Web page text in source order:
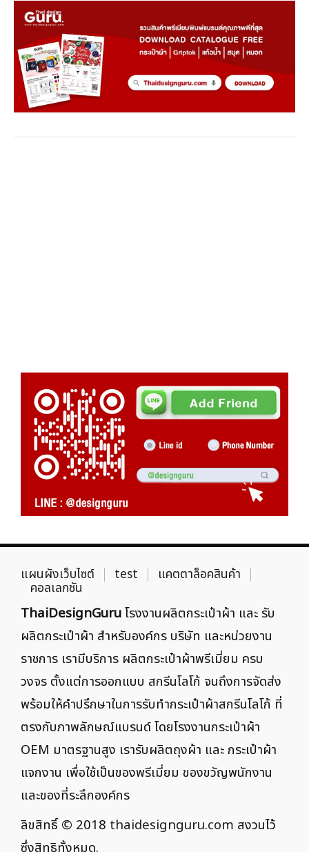
แผนผังเว็บไซต์ test แคตตาล็อคสินค้า
คอลเลกชัน
ThaiDesignGuruโรงงานผลิตกระเป๋าผ้า และ รับ
ผลิตกระเป๋าผ้า สำหรับองค์กร บริษัท และหน่วยงาน
ราชการ เรามีบริการ ผลิตกระเป๋าผ้าพรีเมี่ยม ครบ
วงจร ตั้งแต่การออกแบบ สกรีนโลโก้ จนถึงการจัดส่ง
พร้อมให้คำปรึกษาในการรับทำกระเป๋าผ้าสกรีนโลโก้ ที่
ตรงกับภาพลักษณ์แบรนด์ โดยโรงงานกระเป๋าผ้า
OEM มาตรฐานสูง เรารับผลิตถุงผ้า และ กระเป๋าผ้า
แจกงาน เพื่อใช้เป็นของพรีเมี่ยม ของขวัญพนักงาน
และของที่ระลึกองค์กร
ลิขสิทธิ์ © 2018 thaidesignguru.com สงวนไว้
ซึ่งสิทธิทั้งหมด.